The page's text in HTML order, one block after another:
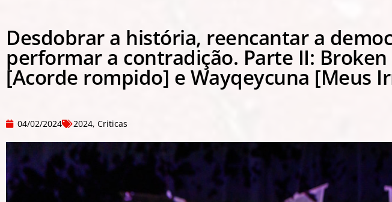
Desdobrar a história, reencantar a
performar a contradição. Parte II: Broken
[Acorde rompido] e Wayqeycuna [Meus
04/02/2024 2024, Criticas